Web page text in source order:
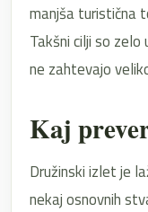
manjša turistična
Takšni cilji so
ne zahtevajo
Kaj
Družinski izlet je
nekaj osnovnih